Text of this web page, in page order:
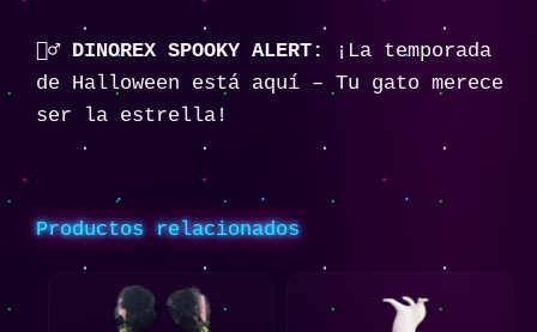
🧛‍♂️ DINOREX SPOOKY ALERT:
¡La temporada
de Halloween está aquí – Tu gato merece
ser la estrella!
Productos relacionados